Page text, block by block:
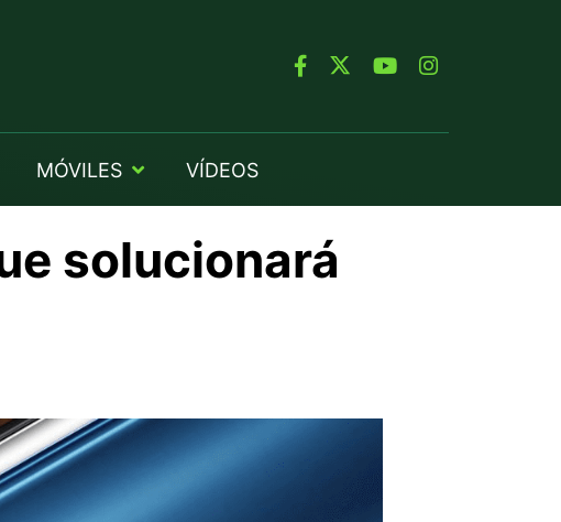
MÓVILES VÍDEOS
solucionará